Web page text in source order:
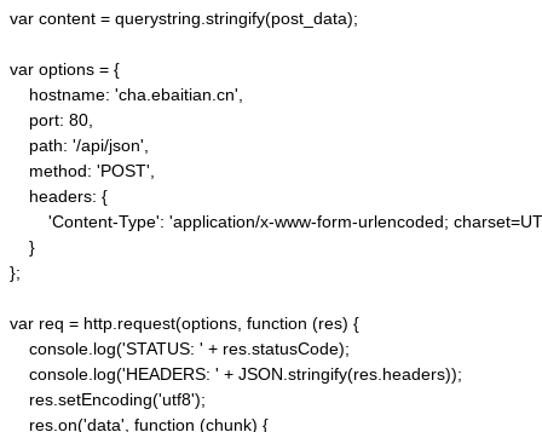
var content = querystring.stringify(post_data);
var options = {
    hostname: 'cha.ebaitian.cn',
    port: 80,
    path: '/api/json',
    method: 'POST',
    headers: {
'Content-Type': 'application/x-www-form-urlencoded;
    }
};
var req = http.request(options, function (res) {
    console.log('STATUS: ' + res.statusCode);
    console.log('HEADERS: ' + JSON.stringify(res.headers));
    res.setEncoding('utf8');
    res.on('data', function (chunk) {